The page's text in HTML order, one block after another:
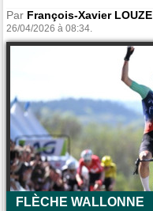
Par François-Xavier LOUZE
26/04/2026 à 08:34.
FLÈCHE WALLONNE